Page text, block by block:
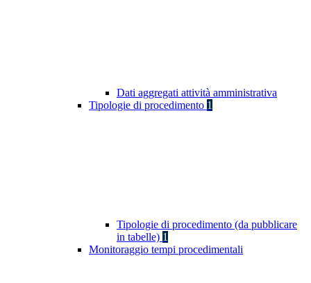
Dati aggregati attività amministrativa
Tipologie di procedimento 1
Tipologie di procedimento (da pubblicare
in tabelle) 1
Monitoraggio tempi procedimentali